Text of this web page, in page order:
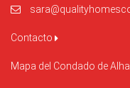
Contacto
Mapa del Condado de